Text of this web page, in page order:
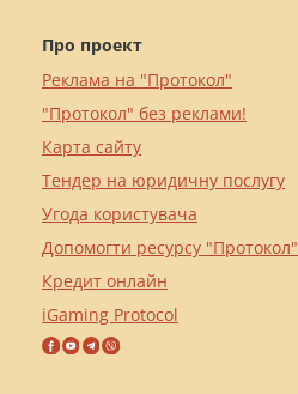
Про проект
Реклама на "Протокол"
"Протокол" без реклами!
Карта сайту
Тендер на юридичну послугу
Угода користувача
Допомогти ресурсу "Протокол"
Кредит онлайн
iGaming Protocol